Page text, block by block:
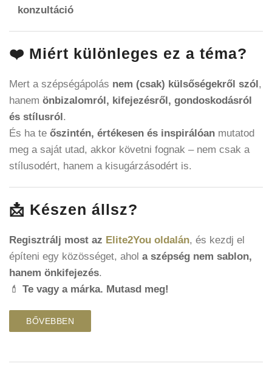
konzultáció
❤️ Miért különleges ez a téma?
Mert a szépségápolás nem (csak) külsőségekről szól ,
hanem önbizalomról, kifejezésről, gondoskodásról
és stílusról .
És ha te őszintén, értékesen és inspirálóan mutatod
meg a saját utad, akkor követni fognak – nem csak a
stílusodért, hanem a kisugárzásodért is.
📩 Készen állsz?
Regisztrálj most az Elite2You oldalán, és kezdj el
építeni egy közösséget, ahol a szépség nem sablon,
hanem önkifejezés.
💄 Te vagy a márka. Mutasd meg!
BŐVEBBEN